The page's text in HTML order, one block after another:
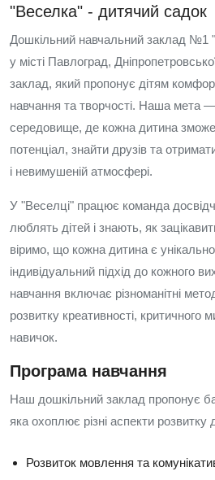
"Веселка" - дитячий садок
Дошкільний навчальний заклад №1
у місті Павлоград,
заклад, який пропонує дітям
навчання та творчості. Наша мета
середовище, де кожна дитина зможе
потенціал, знайти друзів та
і невимушеній атмосфері.
У "Веселці" працює команда
люблять дітей і знають, як
віримо, що кожна дитина є
індивідуальний підхід до кожного
навчання включає різноманітні
розвитку креативності, критичного
навичок.
Програма навчання
Наш дошкільний заклад пропонує
яка охоплює різні аспекти розвитку
Розвиток мовлення та